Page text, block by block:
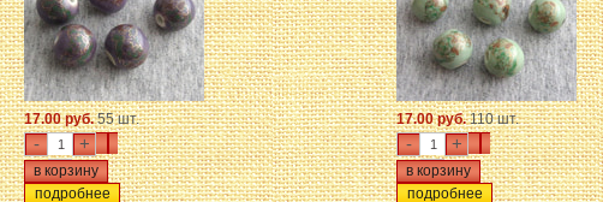
17.00 руб.55 шт.
- +
подробнее
17.00 руб.110 шт.
- +
подробнее